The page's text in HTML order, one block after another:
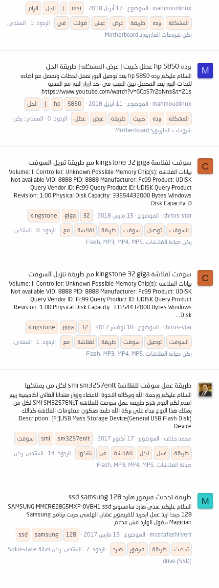
mahmoudlinux
الموضوع 17 أبريل 2018 msi
| الحل
الرام
المشكلة
برده طريقة عرض عيش فولت في الردود: 1
المنتدى:
ركن شروحات المازربورد Motherboard
M برده hp 5850 عطل خبيث | عرض المشكله | طريقة الحل
السلام عليكم برده hp 5850 بعد توصيل البور تعمل لحظات وتفصل مع اضاءه
لليدات البور بعد الفحصل تبين العيب فى احد ازرار البور مع الفديو
https://www.youtube.com/watch?v=6CpS7r2oNns&t=21s
mahmoudlinux
الموضوع 11 أبريل 2018 5850
hp
|
الحل
المشكله
برده خبيث طريقة عرض عطل الردود: 0 المنتدى: ركن
شروحات المازربورد Motherboard
C سوفت لفلاشة kingstone 32 giga مع طريقة تنزيل السوفت
بيانات الفلاشة Volume: I: Controller: Unknown Possible Memory Chip(s):
Not available VID: 8888 PID: 8888 Manufacturer: Fc99 Product: UDISK
Query Vendor ID: Fc99 Query Product ID: UDISK Query Product
Revision: 1.00 Physical Disk Capacity: 33554432000 Bytes Windows
Disk Capacity: 0...
chitos-star
الموضوع 15 مارس 2018 32
giga
kingstone
السوفت
توصيل سوفت طريقة لفلاشة مع الردود: 8
المنتدى:
ركن صيانة الفلاشات ,Flash, MP3, MP4, MP5
C سوفت لفلاشة kingstone 32 giga مع طريقة تنزيل السوفت
بيانات الفلاشة Volume: I: Controller: Unknown Possible Memory Chip(s):
Not available VID: 8888 PID: 8888 Manufacturer: Fc99 Product: UDISK
Query Vendor ID: Fc99 Query Product ID: UDISK Query Product
Revision: 1.00 Physical Disk Capacity: 33554432000 Bytes Windows
Disk...
chitos-star
الموضوع 18 نوفمبر 2017 32
giga
kingstone
السوفت
توصيل سوفت طريقة لفلاشة مع الردود: 1
المنتدى:
ركن صيانة الفلاشات ,Flash, MP3, MP4, MP5
طريقة عمل سوفت للفلاشة smi sm3257enlt لكل من يمتلكها
السلام عليكم ورحمة الله وبركاتة الاخوة الاعضاء وزوار منتدانا الغالى اكاديمية ريبير
اقدم لكم اليوم شرح طريقة عمل سوفت للفلاشة SMI SM3257ENLT لكل من
يمتلك هذا النوع نبداء على بركة الله طبعا هتكون معلومات الفلاشة كذالك
Description: [F:]USB Mass Storage Device(General USB Flash Disk)
Device...
محمد خلاف
الموضوع 17 أكتوبر 2017 sm3257enlt
smi
سوفت
طريقة
عمل لكل للفلاشة من يتلكها الردود: 14 المنتدى: ركن
صيانة الفلاشات ,Flash, MP3, MP4, MP5
M طريقة تحديث فيرمور هارد 128 ssd samsung
السلام عليكم عندى هارد سامسونج SAMSUNG MMCRE28G5MXP-0VBH1 ssd
128 جيجا اريد عمل ابجريد للفريموير عشان الهلسى جربت برنامج Samsung
Magician بيقول الهارد مش مدعم
mostafashlivert
الموضوع 15 مارس 2017 128
samsung
ssd
تحديث
طريقة فيرمور هارد الردود: 7 المنتدى:
ركن صيانة Solid-state
drive (SSD)